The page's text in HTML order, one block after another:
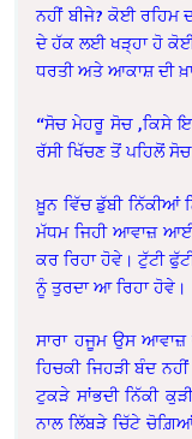
ਨਹੀਂ ਬੀਜੇ? ਕੋਈ ਰਹਿਮ
ਦੇ ਹੱਕ ਲਈ ਖੜ੍ਹਾ ਹੋ
ਧਰਤੀ ਅਤੇ ਆਕਾਸ਼ ਦੀ
“ਸੋਚ ਮੇਹਰੂ ਸੋਚ ,ਕਿਸੇ
ਰੱਸੀ ਖਿੱਚਣ ਤੋਂ ਪਹਿਲੋਂ
ਖ਼ੂਨ ਵਿੱਚ ਡੁੱਬੀ ਨਿੱਕੀਆਂ
ਮੱਧਮ ਜਿਹੀ ਆਵਾਜ਼
ਕਰ ਰਿਹਾ ਹੋਵੇ। ਟੁੱਟੀ
ਨੂੰ ਤੁਰਦਾ ਆ ਰਿਹਾ ਹੋਵੇ।
ਸਾਰਾ ਹਜੂਮ ਉਸ
ਹਿਚਕੀ ਜਿਹੜੀ ਬੰਦ
ਟੁਕੜੇ ਸਾਂਭਦੀ ਨਿੱਕੀ
ਨਾਲ ਲਿੱਬੜੇ ਚਿੱਟੇ